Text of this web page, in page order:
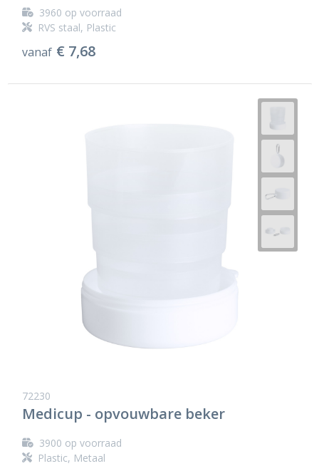
3960 op voorraad
RVS staal, Plastic
vanaf € 7,68
72230
Medicup - opvouwbare beker
3900 op voorraad
Plastic, Metaal